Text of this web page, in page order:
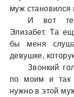
муж
И вот
Элизабет. Та
бы меня
девушке,
Звонкий
по моим и так
нужно в этой